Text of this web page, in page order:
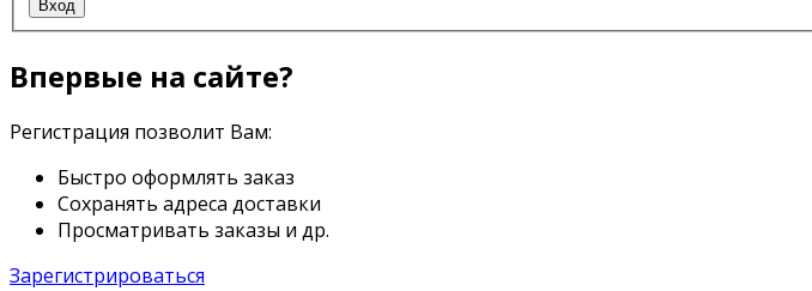
Вход
Впервые на сайте?
Регистрация позволит Вам:
Быстро оформлять заказ
Сохранять адреса доставки
Просматривать заказы и др.
Зарегистрироваться